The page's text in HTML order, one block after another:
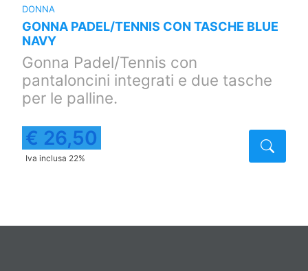
DONNA
GONNA PADEL/TENNIS CON TASCHE BLUE
NAVY
Gonna Padel/Tennis con
pantaloncini integrati e due tasche
per le palline.
€ 26,50
Iva inclusa 22%